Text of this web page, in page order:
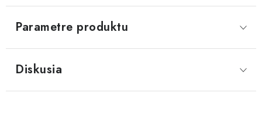
Parametre produktu
Diskusia